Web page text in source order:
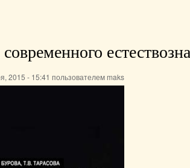
2015 - 15:41 пользователем maks